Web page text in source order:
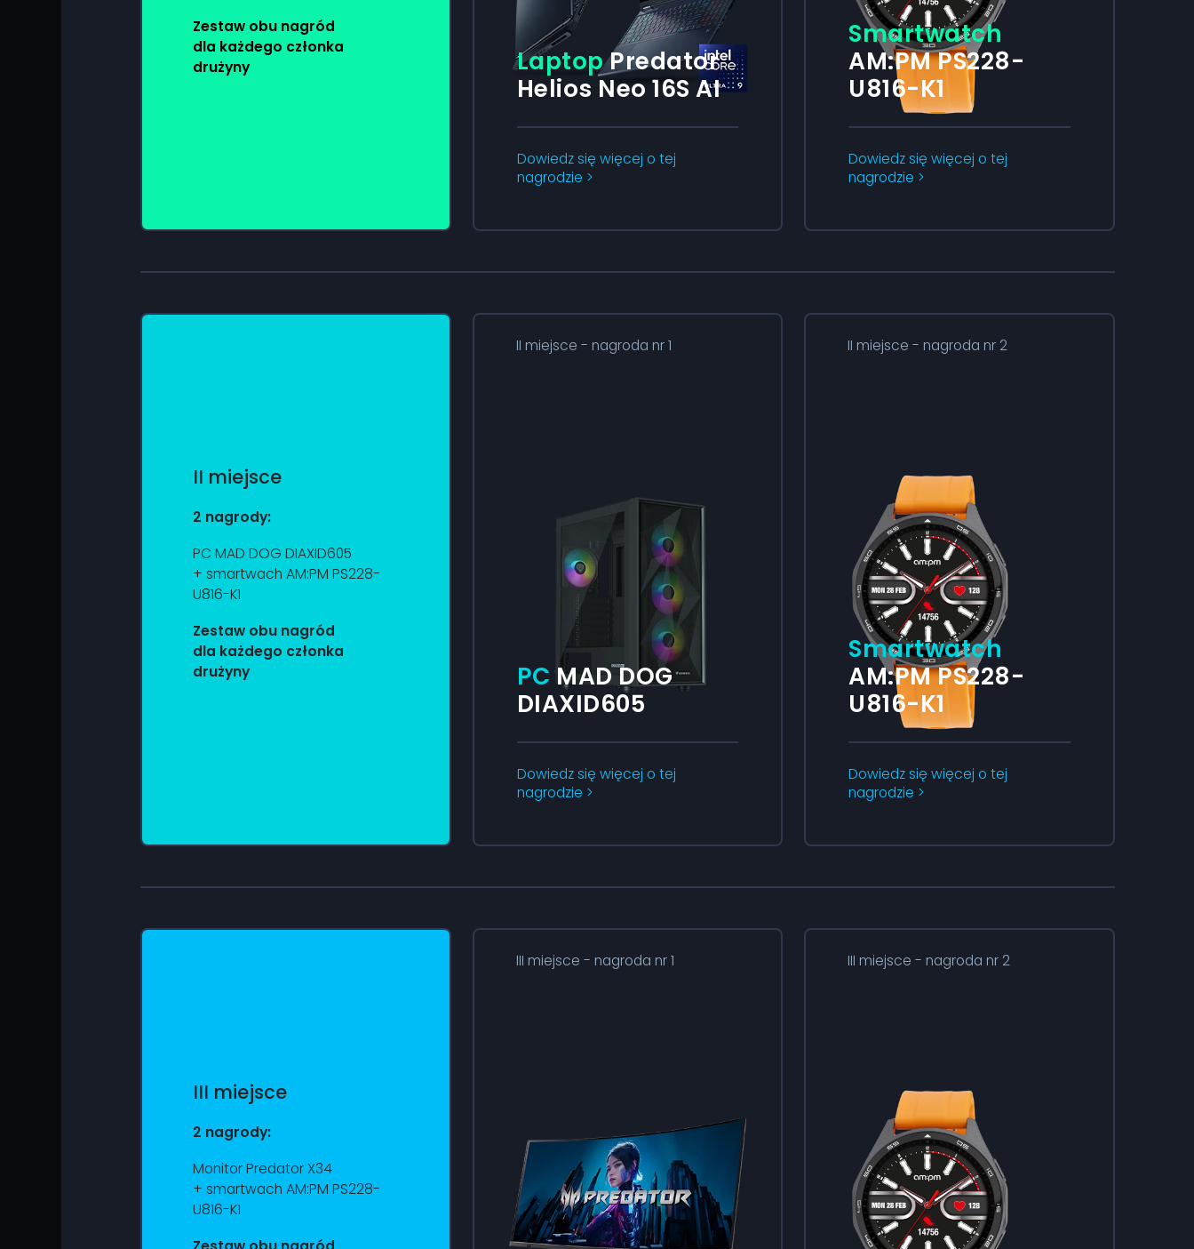
Zestaw obu nagród
dla każdego członka
drużyny
LaptopPredator
Helios Neo 16S AI
Dowiedz się więcej o tej
nagrodzie >
Smartwatch
AM:PM PS228-
U816-K1
Dowiedz się więcej o tej
nagrodzie >
II miejsce
2 nagrody:
PC MAD DOG DIAXID605
+ smartwach AM:PM PS228-
U816-K1
Zestaw obu nagród
dla każdego członka
drużyny
II miejsce - nagroda nr 1
PCMAD DOG
DIAXID605
Dowiedz się więcej o tej
nagrodzie >
II miejsce - nagroda nr 2
Smartwatch
AM:PM PS228-
U816-K1
Dowiedz się więcej o tej
nagrodzie >
III miejsce
2 nagrody:
Monitor Predator X34
+ smartwach AM:PM PS228-
U816-K1
III miejsce - nagroda nr 1 III miejsce - nagroda nr 2